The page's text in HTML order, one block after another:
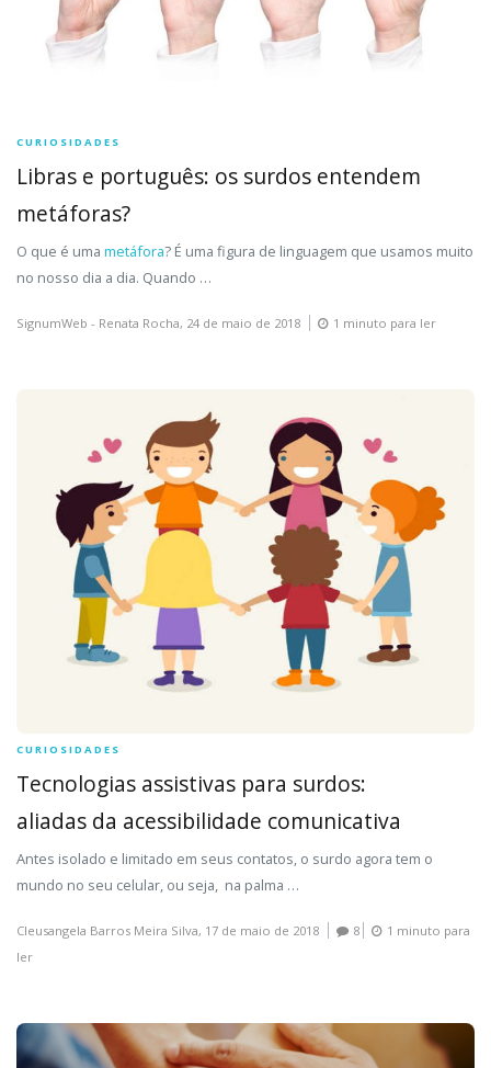
CURIOSIDADES
Libras e português: os surdos entendem
metáforas?
O que é uma metáfora? É uma figura de linguagem que usamos muito
no nosso dia a dia. Quando …
SignumWeb - Renata Rocha, 24 de maio de 2018 1 minuto para ler
CURIOSIDADES
Tecnologias assistivas para surdos:
aliadas da acessibilidade comunicativa
Antes isolado e limitado em seus contatos, o surdo agora tem o
mundo no seu celular, ou seja, na palma …
Cleusangela Barros Meira Silva, 17 de maio de 2018 8
1 minuto para
ler